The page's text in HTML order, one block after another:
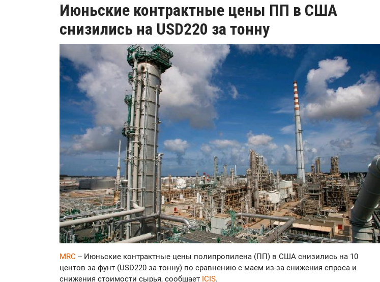
Июньские контрактные цены ПП в США
снизились на USD220 за тонну
MRC -- Июньские контрактные цены полипропилена (ПП) в США снизились на 10
центов за фунт (USD220 за тонну) по сравнению с маем из-за снижения спроса и
снижения стоимости сырья, сообщает ICIS.